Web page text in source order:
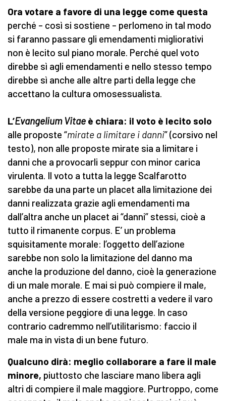
Ora votare a favore di una legge come questa
perché – così si sostiene – perlomeno in tal modo
si faranno passare gli emendamenti migliorativi
non è lecito sul piano morale. Perché quel voto
direbbe sì agli emendamenti e nello stesso tempo
direbbe sì anche alle altre parti della legge che
accettano la cultura omosessualista.
L’Evangelium Vitae è chiara: il voto è lecito solo
alle proposte “mirate a limitare i danni” (corsivo nel
testo), non alle proposte mirate sia a limitare i
danni che a provocarli seppur con minor carica
virulenta. Il voto a tutta la legge Scalfarotto
sarebbe da una parte un placet alla limitazione dei
danni realizzata grazie agli emendamenti ma
dall’altra anche un placet ai “danni” stessi, cioè a
tutto il rimanente corpus. E’ un problema
squisitamente morale: l’oggetto dell’azione
sarebbe non solo la limitazione del danno ma
anche la produzione del danno, cioè la generazione
di un male morale. E mai si può compiere il male,
anche a prezzo di essere costretti a vedere il varo
della versione peggiore di una legge. In caso
contrario cadremmo nell’utilitarismo: faccio il
male ma in vista di un bene futuro.
Qualcuno dirà: meglio collaborare a fare il male
minore, piuttosto che lasciare mano libera agli
altri di compiere il male maggiore. Purtroppo, come